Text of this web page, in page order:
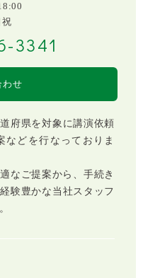
3341
わせ
府県を対象に講演依頼
などを行なっておりま
なご提案から、手続き
験豊かな当社スタッフ